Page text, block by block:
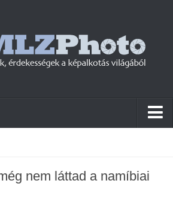
nem láttad a namíbiai